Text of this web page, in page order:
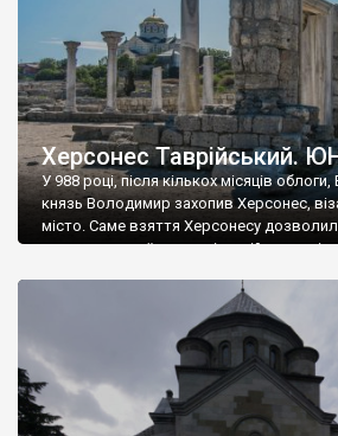
Херсонес Таврійський.
У 988 році, після кількох місяців
князь Володимир захопив Херсонес,
місто. Саме взяття Херсонесу
диктувати свої умови візантійському
Херсонесі Володимир-язичник, став
А потім було Хрещення Русі. На честь